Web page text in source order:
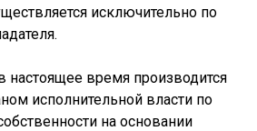
исключительно по
настоящее время производится
исполнительной власти по
на основании